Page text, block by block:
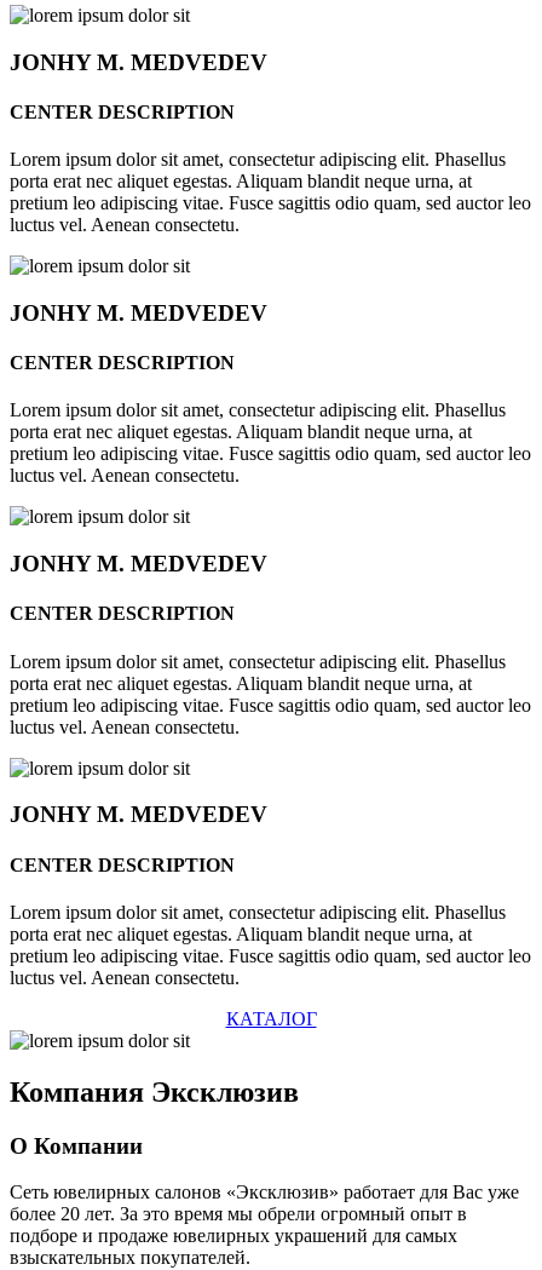
JONHYM. MEDVEDEV
CENTER DESCRIPTION
Lorem ipsum dolor sit amet, consectetur adipiscing elit. Phasellus
porta erat nec aliquet egestas. Aliquam blandit neque urna, at
pretium leo adipiscing vitae. Fusce sagittis odio quam, sed auctor leo
luctus vel. Aenean consectetu.
JONHYM. MEDVEDEV
CENTER DESCRIPTION
Lorem ipsum dolor sit amet, consectetur adipiscing elit. Phasellus
porta erat nec aliquet egestas. Aliquam blandit neque urna, at
pretium leo adipiscing vitae. Fusce sagittis odio quam, sed auctor leo
luctus vel. Aenean consectetu.
JONHYM. MEDVEDEV
CENTER DESCRIPTION
Lorem ipsum dolor sit amet, consectetur adipiscing elit. Phasellus
porta erat nec aliquet egestas. Aliquam blandit neque urna, at
pretium leo adipiscing vitae. Fusce sagittis odio quam, sed auctor leo
luctus vel. Aenean consectetu.
JONHYM. MEDVEDEV
CENTER DESCRIPTION
Lorem ipsum dolor sit amet, consectetur adipiscing elit. Phasellus
porta erat nec aliquet egestas. Aliquam blandit neque urna, at
pretium leo adipiscing vitae. Fusce sagittis odio quam, sed auctor leo
luctus vel. Aenean consectetu.
КАТАЛОГ
Компания Эксклюзив
О Компании
Сеть ювелирных салонов «Эксклюзив» работает для Вас уже
более 20 лет. За это время мы обрели огромный опыт в
подборе и продаже ювелирных украшений для самых
взыскательных покупателей.